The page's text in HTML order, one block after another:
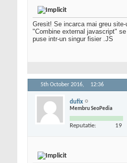
Gresit! Se incarca mai greu
"Combine external javascript"
puse intr-un singur fisier .JS
5th October 2016, 12:36
dufix
Membru SeoPedia
Reputatie: 19